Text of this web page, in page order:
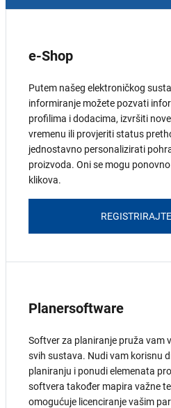
e-Shop
Putem našeg elektroničkog
informiranje možete pozvati
profilima i dodacima, izvršiti
vremenu ili provjeriti status
jednostavno personalizirati
proizvoda. Oni se mogu
klikova.
Planersoftware
Softver za planiranje pruža vam
svih sustava. Nudi vam korisnu
planiranju i ponudi elemenata
softvera također mapira važne
omogućuje licenciranje vašim